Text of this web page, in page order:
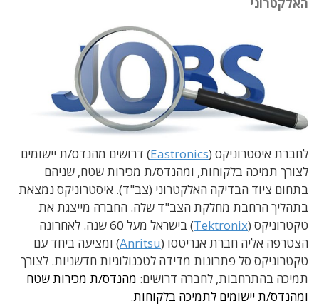
לחברת איסטרוניקס (Eastronics) דרושים מהנדס/ת יישומים
לצורך תמיכה בלקוחות, ומהנדס/ת מכירות שטח, שניהם
בתחום ציוד הבדיקה האלקטרוני (צב"ד). איסטרוניקס נמצאת
בתהליך הרחבת מחלקת הצב"ד שלה. החברה מייצגת את
טקטרוניקס (Tektronix
) בישראל מעל 60 שנה. לאחרונה
הצטרפה אליה חברת אנריטסו (Anritsu) ומציעה ביחד עם
טקטרוניקס סל פתרונות מדידה לטכנולוגיות חדשניות. לצורך
תמיכה בהתרחבות, לחברה דרושים: מהנדס/ת מכירות שטח
ומהנדס/ת יישומים לתמיכה בלקוחות.